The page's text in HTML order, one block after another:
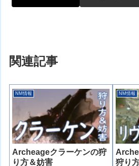
関連記事
NM情報
Archeageクラーケンの狩
り方＆妨害
NM情報
狩り